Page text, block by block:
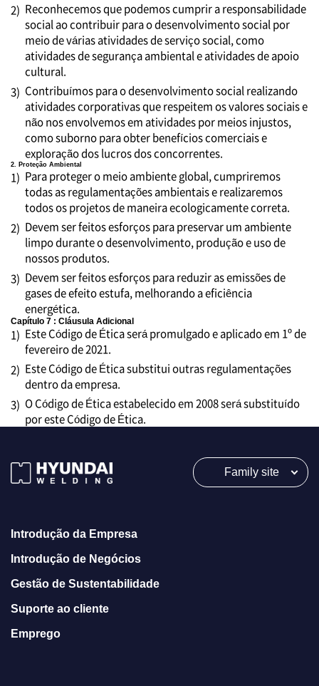
2) Reconhecemos que podemos cumprir a responsabilidade
social ao contribuir para o desenvolvimento social por
meio de várias atividades de serviço social, como
atividades de segurança ambiental e atividades de apoio
cultural.
3) Contribuímos para o desenvolvimento social realizando
atividades corporativas que respeitem os valores sociais e
não nos envolvemos em atividades por meios injustos,
como suborno para obter benefícios comerciais e
exploração dos lucros dos concorrentes.
2. Proteção Ambiental
1) Para proteger o meio ambiente global, cumpriremos
todas as regulamentações ambientais e realizaremos
todos os projetos de maneira ecologicamente correta.
2) Devem ser feitos esforços para preservar um ambiente
limpo durante o desenvolvimento, produção e uso de
nossos produtos.
3) Devem ser feitos esforços para reduzir as emissões de
gases de efeito estufa, melhorando a eficiência
energética.
Capítulo 7 : Cláusula Adicional
1) Este Código de Ética será promulgado e aplicado em 1º de
fevereiro de 2021.
2) Este Código de Ética substitui outras regulamentações
dentro da empresa.
3) O Código de Ética estabelecido em 2008 será substituído
por este Código de Ética.
Family site
Introdução da Empresa
Introdução de Negócios
Gestão de Sustentabilidade
Suporte ao cliente
Emprego